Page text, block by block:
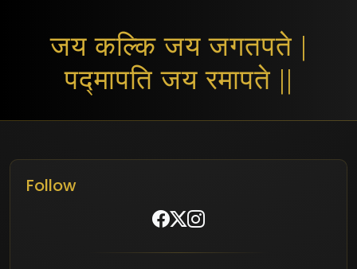
जय कल्कि जय जगतपते |
पद्मापति जय रमापते ||
Follow